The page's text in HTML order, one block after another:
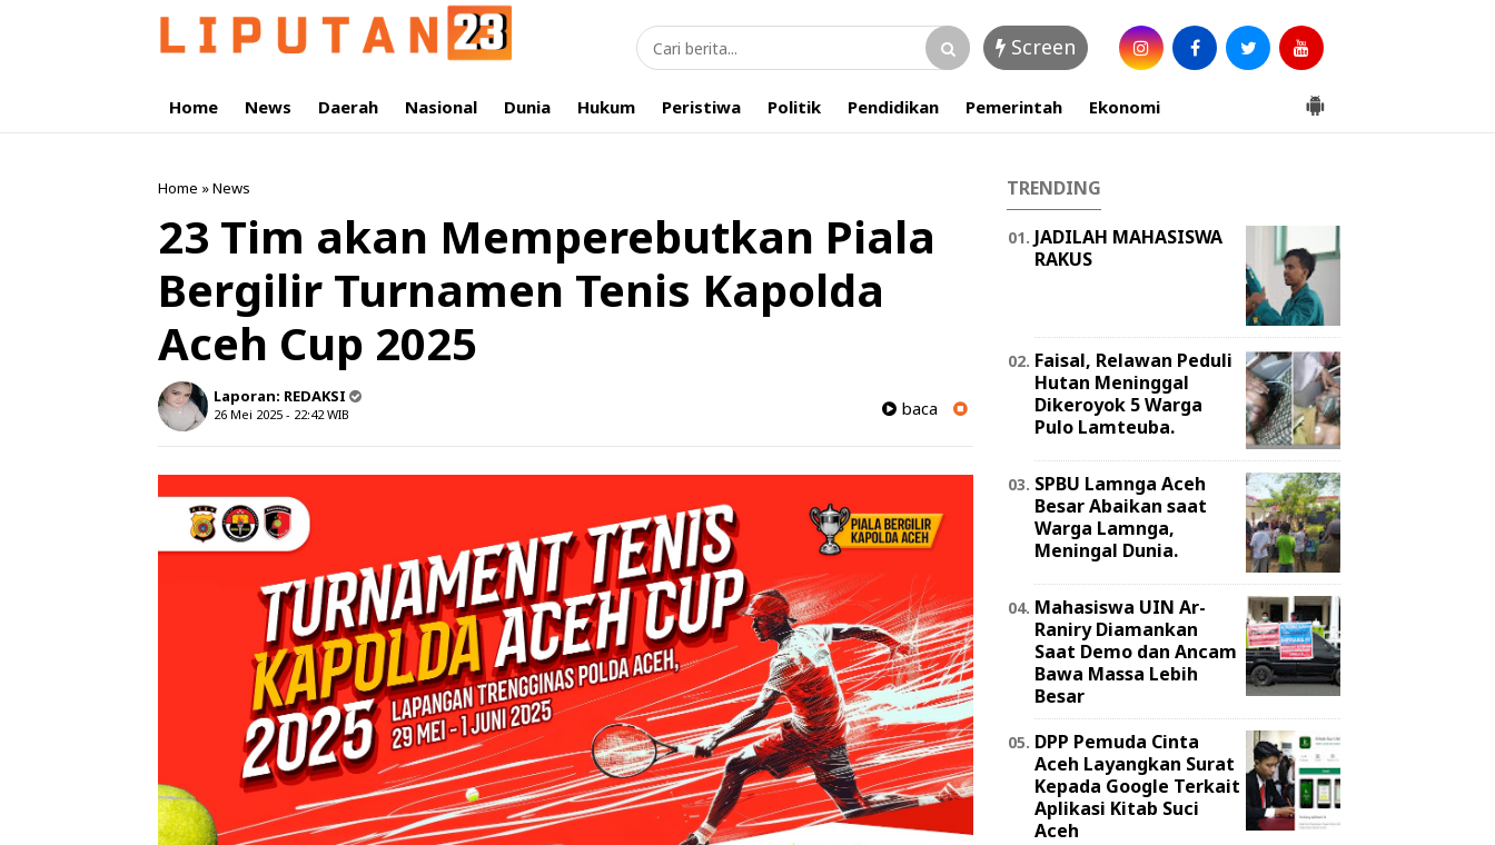
Screen
Home News Daerah Nasional Dunia Hukum Peristiwa Politik Pendidikan Pemerintah Ekonomi
Home »News
23 Tim akan Memperebutkan Piala
Bergilir Turnamen Tenis Kapolda
Aceh Cup 2025
Laporan: REDAKSI
26 Mei 2025 - 22:42WIB baca
TRENDING
JADILAH MAHASISWA
RAKUS
Faisal, Relawan Peduli
Hutan Meninggal
Dikeroyok 5 Warga
Pulo Lamteuba.
SPBU Lamnga Aceh
Besar Abaikan saat
Warga Lamnga,
Meningal Dunia.
Mahasiswa UIN Ar-
Raniry Diamankan
Saat Demo dan Ancam
Bawa Massa Lebih
Besar
DPP Pemuda Cinta
Aceh Layangkan Surat
Kepada Google Terkait
Aplikasi Kitab Suci
Aceh